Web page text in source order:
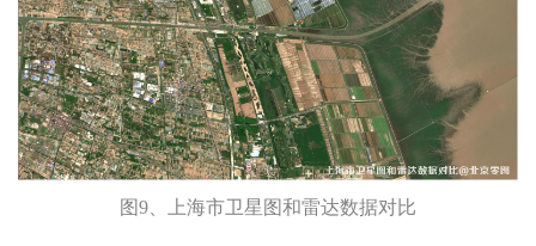
图9、上海市卫星图和雷达数据对比